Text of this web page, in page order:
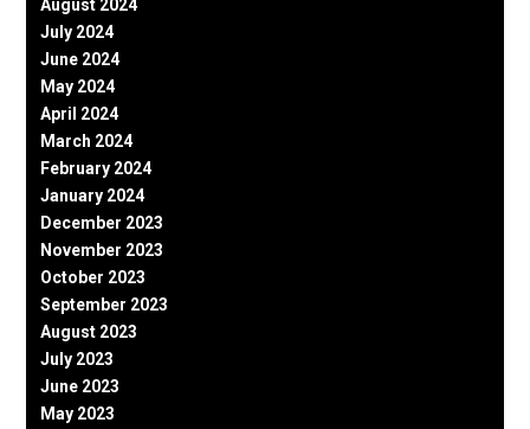
August 2024
July 2024
June 2024
May 2024
April 2024
March 2024
February 2024
January 2024
December 2023
November 2023
October 2023
September 2023
August 2023
July 2023
June 2023
May 2023